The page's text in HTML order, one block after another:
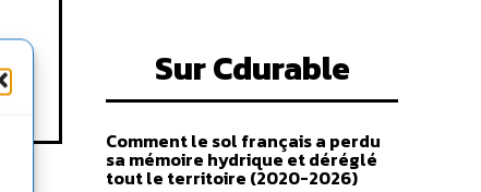
Sur Cdurable
Comment le sol français a perdu
sa mémoire hydrique et déréglé
tout le territoire (2020-2026)